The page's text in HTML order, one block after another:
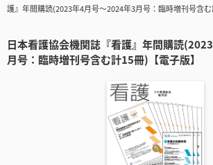
護』年間購読(2023年4月号～2024年3月号：臨時増刊号含
日本看護協会機関誌『看護』年間購読
月号：臨時増刊号含む計15冊)【電子版】